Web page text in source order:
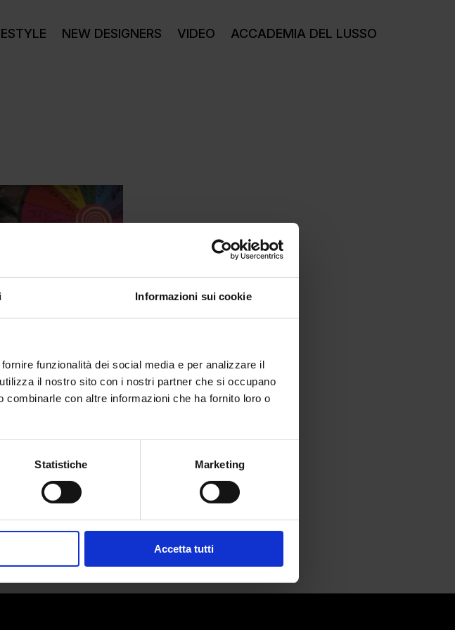
Informazioni sui cookie
funzionalità dei social media e per analizzare il
il nostro sito con i nostri partner che si occupano
con altre informazioni che ha fornito loro o
Statistiche Marketing
Accetta tutti
NEW DESIGNERS VIDEO ACCADEMIA DEL LUSSO
destinata al fallimento
personalità più...